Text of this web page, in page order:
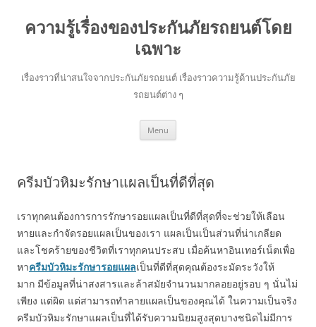
ความรู้เรื่องของประกันภัยรถยนต์โดย
เฉพาะ
เรื่องราวที่น่าสนใจจากประกันภัยรถยนต์ เรื่องราวความรู้ด้านประกันภัย
รถยนต์ต่าง ๆ
Menu
ครีมบัวหิมะรักษาแผลเป็นที่ดีที่สุด
เราทุกคนต้องการการรักษารอยแผลเป็นที่ดีที่สุดที่จะช่วยให้เลือน
หายและกำจัดรอยแผลเป็นของเรา แผลเป็นเป็นส่วนที่น่าเกลียด
และโชคร้ายของชีวิตที่เราทุกคนประสบ เมื่อค้นหาอินเทอร์เน็ตเพื่อ
หาครีมบัวหิมะรักษารอยแผลเป็นที่ดีที่สุดคุณต้องระมัดระวังให้
มาก มีข้อมูลที่น่าสงสารและล้าสมัยจำนวนมากลอยอยู่รอบ ๆ นั่นไม่
เพียง แต่ผิด แต่สามารถทำลายแผลเป็นของคุณได้ ในความเป็นจริง
ครีมบัวหิมะรักษาแผลเป็นที่ได้รับความนิยมสูงสุดบางชนิดไม่มีการ